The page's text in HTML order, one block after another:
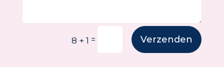
8 + 1 = Verzenden